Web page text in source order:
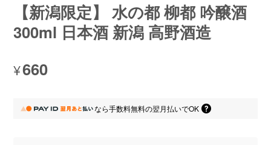
【新潟限定】 水の都 柳都 吟醸酒
300ml 日本酒 新潟 高野酒造
¥660
なら手数料無料の翌月払いでOK